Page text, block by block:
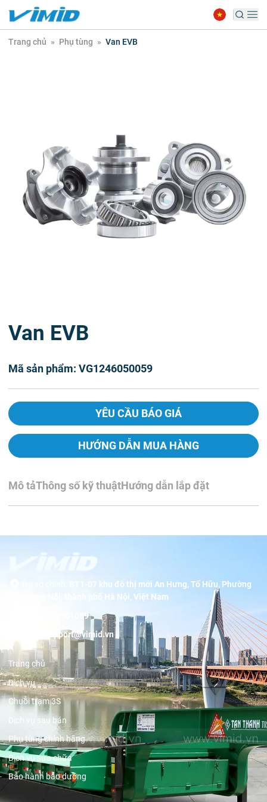
Trang chủ » Phụ tùng » Van EVB
Van EVB
Mã sản phẩm: VG1246050059
YÊU CẦU BÁO GIÁ
HƯỚNG DẪN MUA HÀNG
Mô tảThông số kỹ thuậtHướng dẫn lắp đặt
BT1-07 khu đô thị mới An Hưng, Tố Hữu, Phường
Dương Nội, thành phố Hà Nội, Việt Nam
19001089
support@vimid.vn
Trang chủ
Dịch vụ
Chuỗi trạm 3S
Dịch vụ sau bán
Phụ tùng chính hãng
Dịch vụ sửa chữa
Bảo hành bảo dưỡng